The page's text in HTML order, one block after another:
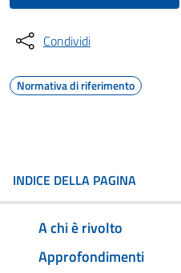
Condividi
Normativa di riferimento
INDICE DELLA PAGINA
A chi è rivolto
Approfondimenti